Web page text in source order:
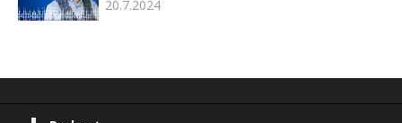
20.7.2024